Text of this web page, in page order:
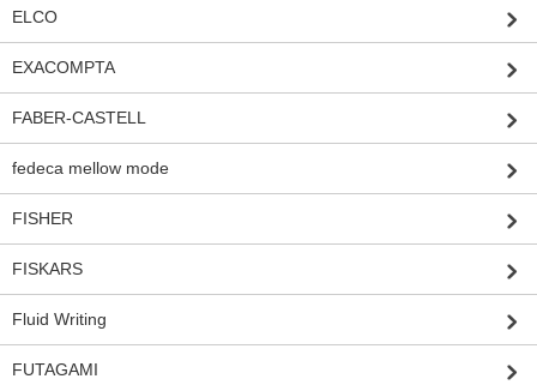
ELCO
EXACOMPTA
FABER-CASTELL
fedeca mellow mode
FISHER
FISKARS
Fluid Writing
FUTAGAMI